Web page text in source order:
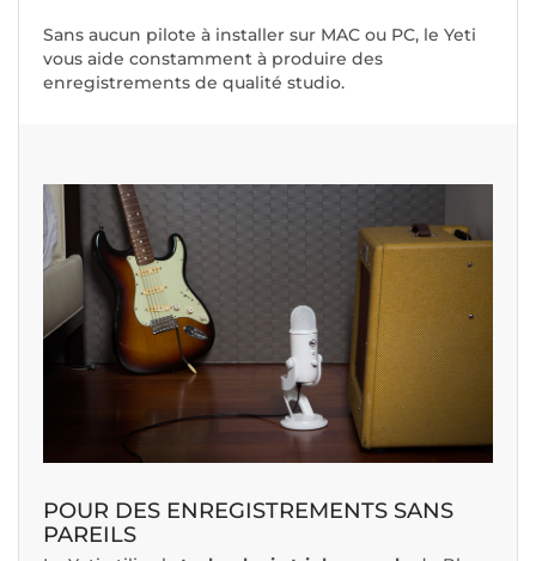
Sans aucun pilote à installer sur MAC ou PC, le Yeti
vous aide constamment à produire des
enregistrements de qualité studio.
POUR DES ENREGISTREMENTS SANS
PAREILS